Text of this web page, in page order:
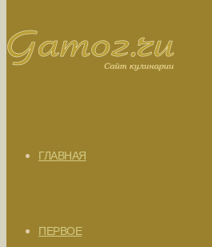
ГЛАВНАЯ
ПЕРВОЕ